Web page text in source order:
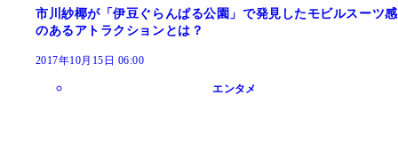
市川紗椰が「伊豆ぐらんぱる公園」で発見したモビルスーツ感
のあるアトラクションとは？
2017年10月15日 06:00
エンタメ